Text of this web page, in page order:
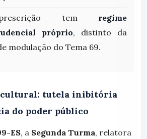
tem regime
próprio, distinto da
modulação do Tema 69.
cultural: tutela inibitória
do poder público
ES, a Segunda Turma, relatora